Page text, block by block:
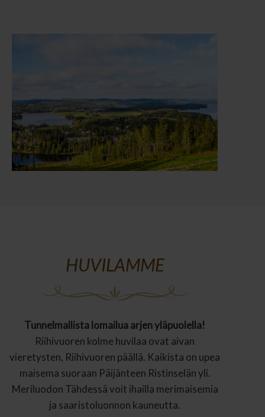
HUVILAMME
Tunnelmallista lomailua arjen yläpuolella!
Riihivuoren kolme huvilaa ovat aivan
vieretysten, Riihivuoren päällä. Kaikista on upea
maisema suoraan Päijänteen Ristinselän yli.
Meriluodon Tähdessä voit ihailla merimaisemia
ja saaristoluonnon kauneutta.